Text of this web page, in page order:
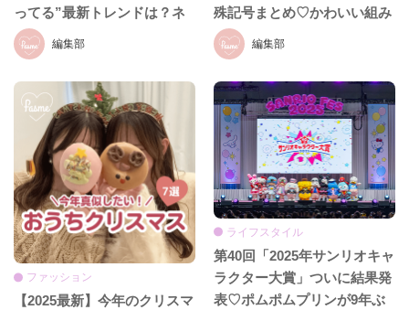
編集部
ってる”最新トレンドは？ネ
クストバズ予報もチェック♪
編集部
殊記号まとめ♡かわいい組み
合わせも紹介！
ファッション
【2025最新】今年のクリスマ
ライフスタイル
第40回「2025年サンリオキャ
ラクター大賞」ついに結果発
表♡ポムポムプリンが9年ぶ